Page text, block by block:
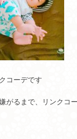
コーデです
がるまで、リンクコ